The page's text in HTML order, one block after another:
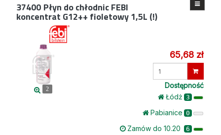
37400 Płyn do chłodnic FEBI
koncentrat G12++ fioletowy 1,5L (!)
2
65,68 zł
Dostępność
Łódż 3
Pabianice 0
Zamów do 10.20 6